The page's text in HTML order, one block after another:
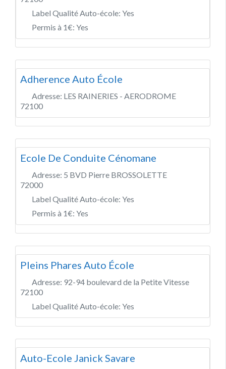
Label Qualité Auto-école: Yes
Permis à 1€: Yes
Adherence Auto École
Adresse: LES RAINERIES - AERODROME
72100
Ecole De Conduite Cénomane
Adresse: 5 BVD Pierre BROSSOLETTE
72000
Label Qualité Auto-école: Yes
Permis à 1€: Yes
Pleins Phares Auto École
Adresse: 92-94 boulevard de la Petite Vitesse
72100
Label Qualité Auto-école: Yes
Auto-Ecole Janick Savare